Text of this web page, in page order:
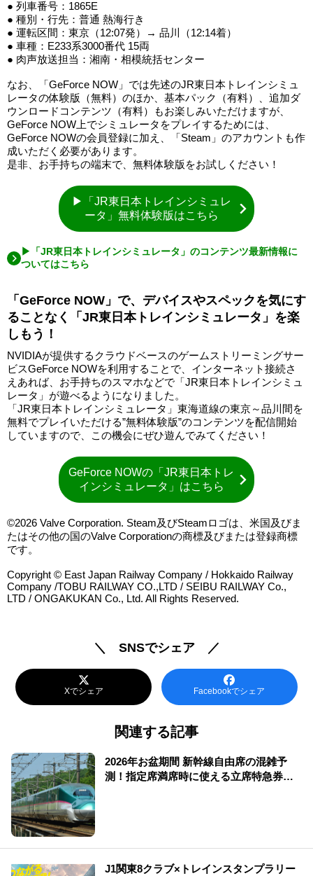
● 列車番号：1865E
● 種別・行先：普通 熱海行き
● 運転区間：東京（12:07発）→ 品川（12:14着）
● 車種：E233系3000番代 15両
● 肉声放送担当：湘南・相模統括センター
なお、「GeForce NOW」では先述のJR東日本トレインシミュ
レータの体験版（無料）のほか、基本パック（有料）、追加ダ
ウンロードコンテンツ（有料）もお楽しみいただけますが、
GeForce NOW上でシミュレータをプレイするためには、
GeForce NOWの会員登録に加え、「Steam」のアカウントも作
成いただく必要があります。
是非、お手持ちの端末で、無料体験版をお試しください！
▶「JR東日本トレインシミュレ
ータ」無料体験版はこちら
▶「JR東日本トレインシミュレータ」のコンテンツ最新情報に
ついてはこちら
「GeForce NOW」で、デバイスやスペックを気にす
ることなく「JR東日本トレインシミュレータ」を楽
しもう！
NVIDIAが提供するクラウドベースのゲームストリーミングサー
ビスGeForce NOWを利用することで、インターネット接続さ
えあれば、お手持ちのスマホなどで「JR東日本トレインシミュ
レータ」が遊べるようになりました。
「JR東日本トレインシミュレータ」東海道線の東京～品川間を
無料でプレイいただける”無料体験版”のコンテンツを配信開始
していますので、この機会にぜひ遊んでみてください！
GeForce NOWの「JR東日本トレ
インシミュレータ」はこちら
©2026 Valve Corporation. Steam及びSteamロゴは、米国及びま
たはその他の国のValve Corporationの商標及びまたは登録商標
です。
Copyright © East Japan Railway Company / Hokkaido Railway
Company /TOBU RAILWAY CO.,LTD / SEIBU RAILWAY Co.,
LTD / ONGAKUKAN Co., Ltd. All Rights Reserved.
＼ SNSでシェア ／
Xでシェア Facebookでシェア
関連する記事
2026年お盆期間 新幹線自由席の混雑予
測！指定席満席時に使える立席特急券も
J1関東8クラブ×トレインスタンプラリー